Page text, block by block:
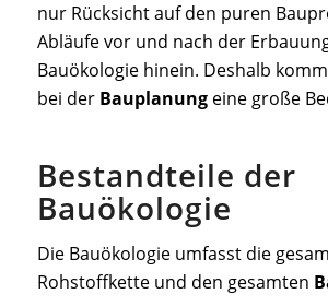
nur Rücksicht auf den puren
Abläufe vor und nach der
Bauökologie hinein. Deshalb
bei der Bauplanungeine große
Bestandteile der
Bauökologie
Die Bauökologie umfasst die
Rohstoffkette und den gesamten